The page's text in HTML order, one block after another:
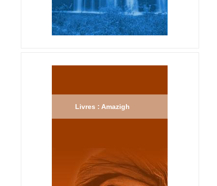
Livres : Amazigh